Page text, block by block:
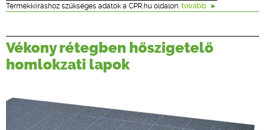
ÉPÍTÉSI JOG
ONLINE KÉPZÉSEK
TERVEZÉSI SEGÉDLETEK
Termékkiíráshoz szükséges adatok a CPR.hu oldalon: tovább
Vékony rétegben hőszigetelő
homlokzati lapok